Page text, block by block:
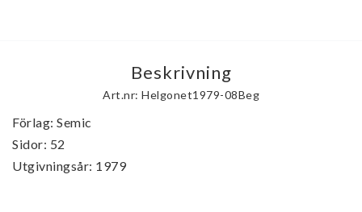
Beskrivning
Art.nr: Helgonet1979-08Beg
Förlag: Semic
Sidor: 52
Utgivningsår: 1979